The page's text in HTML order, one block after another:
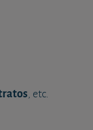
, etc.